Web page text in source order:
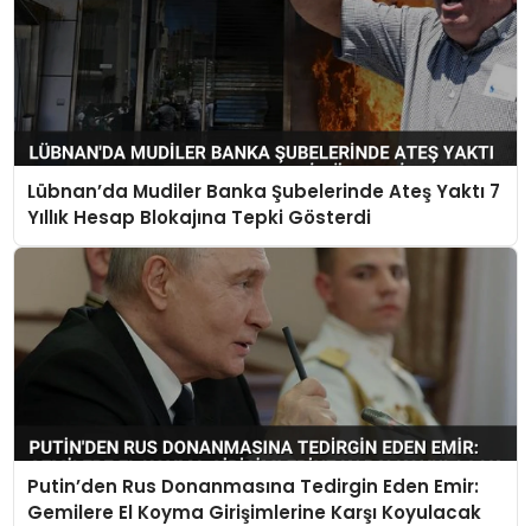
Lübnan’da Mudiler Banka Şubelerinde Ateş Yaktı 7
Yıllık Hesap Blokajına Tepki Gösterdi
Putin’den Rus Donanmasına Tedirgin Eden Emir:
Gemilere El Koyma Girişimlerine Karşı Koyulacak